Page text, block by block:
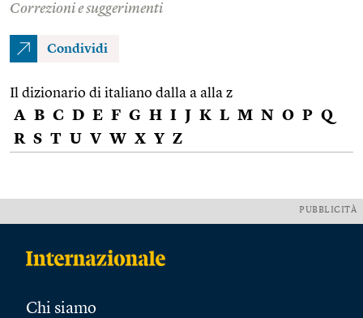
Correzioni e suggerimenti
Condividi
Il dizionario di italiano dalla a alla z
A B C D E F G H I J K L M N O P Q
R S T U V W X Y Z
PUBBLICITÀ
Chi siamo